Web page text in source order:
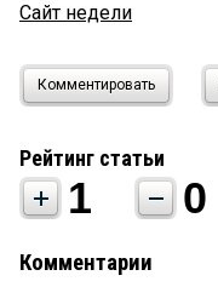
Сайт недели
Комментировать
Рейтинг статьи
1 0
Комментарии